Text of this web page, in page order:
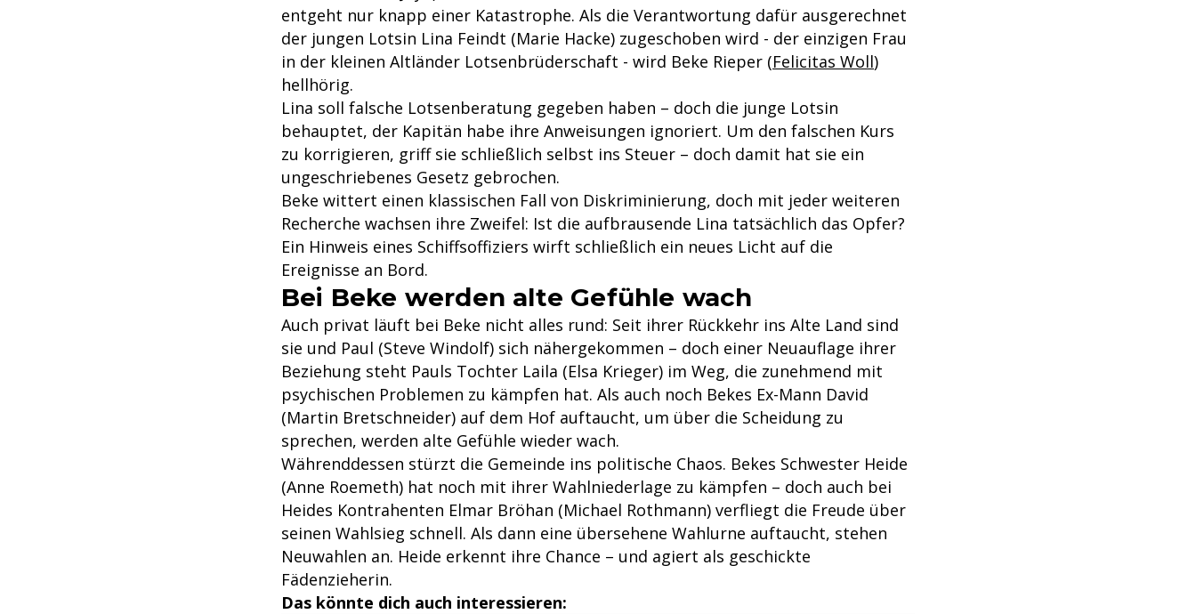
entgeht nur knapp einer Katastrophe. Als die Verantwortung dafür ausgerechnet
der jungen Lotsin Lina Feindt (Marie Hacke) zugeschoben wird - der einzigen Frau
in der kleinen Altländer Lotsenbrüderschaft - wird Beke Rieper (Felicitas Woll)
hellhörig.
Lina soll falsche Lotsenberatung gegeben haben – doch die junge Lotsin
behauptet, der Kapitän habe ihre Anweisungen ignoriert. Um den falschen Kurs
zu korrigieren, griff sie schließlich selbst ins Steuer – doch damit hat sie ein
ungeschriebenes Gesetz gebrochen.
Beke wittert einen klassischen Fall von Diskriminierung, doch mit jeder weiteren
Recherche wachsen ihre Zweifel: Ist die aufbrausende Lina tatsächlich das Opfer?
Ein Hinweis eines Schiffsoffiziers wirft schließlich ein neues Licht auf die
Ereignisse an Bord.
Bei Beke werden alte Gefühle wach
Auch privat läuft bei Beke nicht alles rund: Seit ihrer Rückkehr ins Alte Land sind
sie und Paul (Steve Windolf) sich nähergekommen – doch einer Neuauflage ihrer
Beziehung steht Pauls Tochter Laila (Elsa Krieger) im Weg, die zunehmend mit
psychischen Problemen zu kämpfen hat. Als auch noch Bekes Ex-Mann David
(Martin Bretschneider) auf dem Hof auftaucht, um über die Scheidung zu
sprechen, werden alte Gefühle wieder wach.
Währenddessen stürzt die Gemeinde ins politische Chaos. Bekes Schwester Heide
(Anne Roemeth) hat noch mit ihrer Wahlniederlage zu kämpfen – doch auch bei
Heides Kontrahenten Elmar Bröhan (Michael Rothmann) verfliegt die Freude über
seinen Wahlsieg schnell. Als dann eine übersehene Wahlurne auftaucht, stehen
Neuwahlen an. Heide erkennt ihre Chance – und agiert als geschickte
Fädenzieherin.
Das könnte dich auch interessieren: